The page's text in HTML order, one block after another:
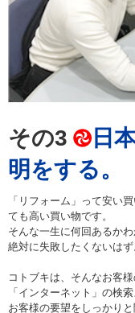
その3
日
明をする。
「リフォーム」って安い
ても高い買い物です。
そんな一生に何回あるか
絶対に失敗したくないはず
コトブキは、そんなお客
「インターネット」の検
お客様の要望をしっかり